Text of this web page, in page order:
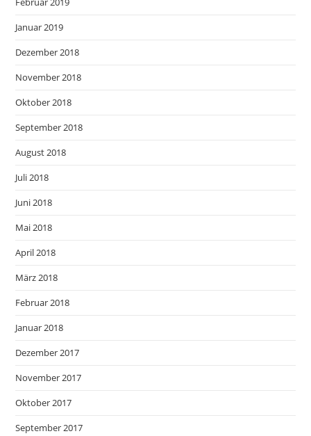
Januar 2019
Dezember 2018
November 2018
Oktober 2018
September 2018
August 2018
Juli 2018
Juni 2018
Mai 2018
April 2018
März 2018
Februar 2018
Januar 2018
Dezember 2017
November 2017
Oktober 2017
September 2017